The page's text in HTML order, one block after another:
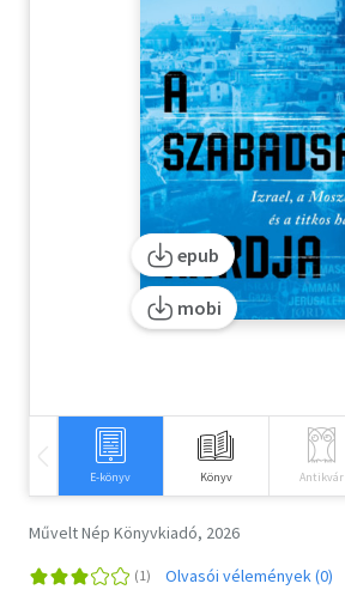
Szótár, nyelvkönyv
Tankönyv, segédkönyv
Társadalomtudomány
Természettudomány
epub
mobi
E-könyv Könyv Antikvár
Művelt Nép Könyvkiadó, 2026
Olvasói vélemények (0)